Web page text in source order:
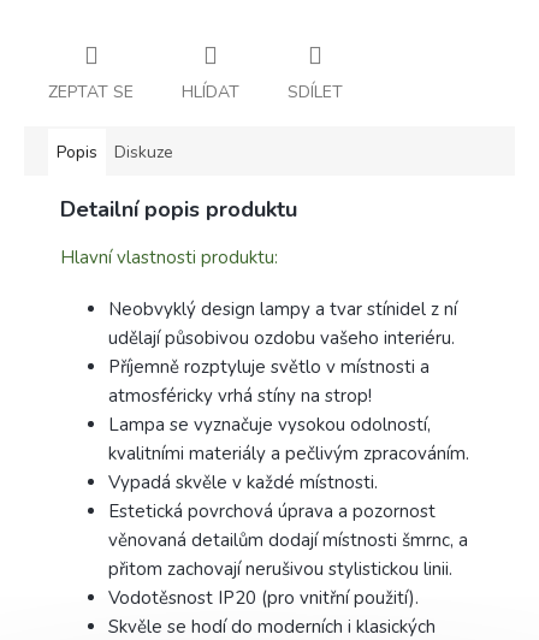
ZEPTAT SE HLÍDAT SDÍLET
Popis Diskuze
Detailní popis produktu
Hlavní vlastnosti produktu:
Neobvyklý design lampy a tvar stínidel z ní
udělají působivou ozdobu vašeho interiéru.
Příjemně rozptyluje světlo v místnosti a
atmosféricky vrhá stíny na strop!
Lampa se vyznačuje vysokou odolností,
kvalitními materiály a pečlivým zpracováním.
Vypadá skvěle v každé místnosti.
Estetická povrchová úprava a pozornost
věnovaná detailům dodají místnosti šmrnc, a
přitom zachovají nerušivou stylistickou linii.
Vodotěsnost IP20 (pro vnitřní použití).
Skvěle se hodí do moderních i klasických